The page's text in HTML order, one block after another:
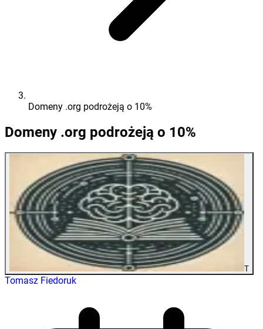
Domeny .org podrożeją o 10%
Domeny .org podrożeją o 10%
T
Tomasz Fiedoruk